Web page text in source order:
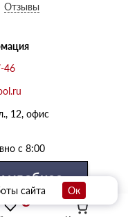
Отзывы
46
12, офис
с 8:00
удобнее
день
сайта Ок